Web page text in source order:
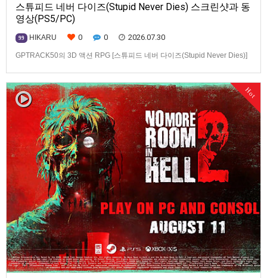
스튜피드 네버 다이즈(Stupid Never Dies) 스크린샷과 동
영상(PS5/PC)
99 HIKARU 0 0 2026.07.30
GPTRACK50의 3D 액션 RPG [스튜피드 네버 다이즈(Stupid Never Dies)]
Hot